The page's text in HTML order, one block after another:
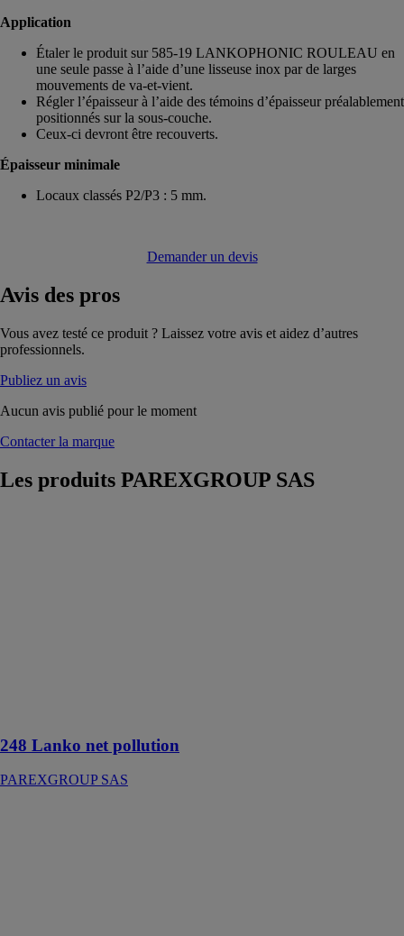
Application
Étaler le produit sur 585-19 LANKOPHONIC ROULEAU en
une seule passe à l’aide d’une lisseuse inox par de larges
mouvements de va-et-vient.
Régler l’épaisseur à l’aide des témoins d’épaisseur préalablement
positionnés sur la sous-couche.
Ceux-ci devront être recouverts.
Épaisseur minimale
Locaux classés P2/P3 : 5 mm.
Demander un devis
Avis des pros
Vous avez testé ce produit ? Laissez votre avis et aidez d’autres
professionnels.
Publiez un avis
Aucun avis publié pour le moment
Contacter la marque
Les produits PAREXGROUP SAS
248 Lanko net pollution
PAREXGROUP SAS